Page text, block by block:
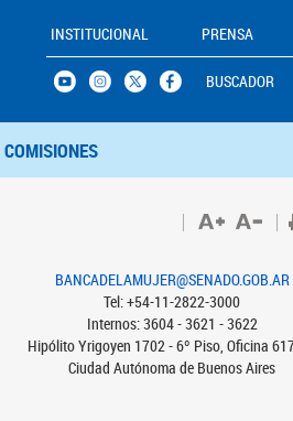
INSTITUCIONAL PRENSA
BUSCADOR
COMISIONES
BANCADELAMUJER@SENADO.GOB.AR
Tel: +54-11-2822-3000
Internos: 3604 - 3621 - 3622
Hipólito Yrigoyen 1702 - 6º Piso, Oficina
Ciudad Autónoma de Buenos Aires